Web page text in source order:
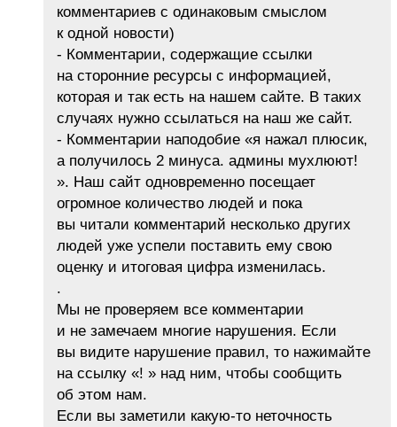
комментариев с одинаковым смыслом
к одной новости)
- Комментарии, содержащие ссылки
на сторонние ресурсы с информацией,
которая и так есть на нашем сайте. В таких
случаях нужно ссылаться на наш же сайт.
- Комментарии наподобие «я нажал плюсик,
а получилось 2 минуса. админы мухлюют!
». Наш сайт одновременно посещает
огромное количество людей и пока
вы читали комментарий несколько других
людей уже успели поставить ему свою
оценку и итоговая цифра изменилась.
.
Мы не проверяем все комментарии
и не замечаем многие нарушения. Если
вы видите нарушение правил, то нажимайте
на ссылку «! » над ним, чтобы сообщить
об этом нам.
Если вы заметили какую-то неточность